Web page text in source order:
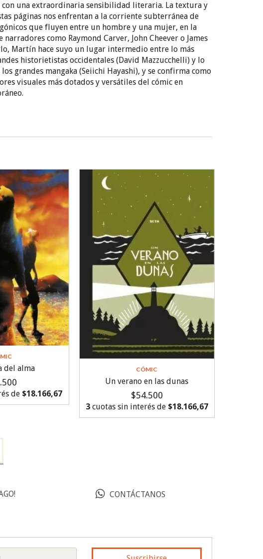
con una extraordinaria sensibilidad literaria. La textura y
páginas nos enfrentan a la corriente subterránea de
que fluyen entre un hombre y una mujer, en la
como Raymond Carver, John Cheever o James
Martín hace suyo un lugar intermedio entre lo más
historietistas occidentales (David Mazzucchelli) y lo
grandes mangaka (Seiichi Hayashi), y se confirma como
visuales más dotados y versátiles del cómic en
del alma
de $18.166,67
CÓMIC
Un verano en las dunas
$54.500
3cuotas sin interés de $18.166,67
CONTÁCTANOS